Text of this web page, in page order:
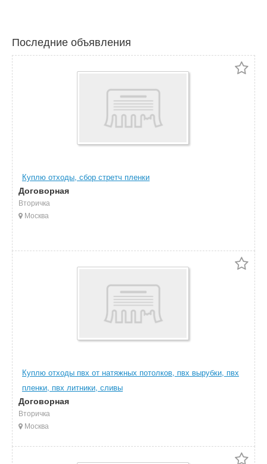
Последние объявления
Куплю отходы, сбор стретч пленки
Договорная
Вторичка
Москва
Куплю отходы пвх от натяжных потолков, пвх вырубки, пвх
пленки, пвх литники, сливы
Договорная
Вторичка
Москва